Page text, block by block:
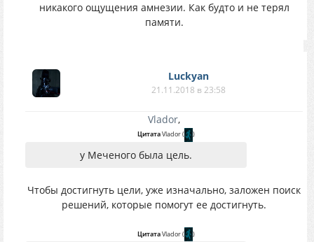
никакого ощущения амнезии. Как будто и не терял
памяти.
Luckyan
21.11.2018 в 23:58
Vlador,
ЦитатаVlador( )
у Меченого была цель.
Чтобы достигнуть цели, уже изначально, заложен поиск
решений, которые помогут ее достигнуть.
ЦитатаVlador( )